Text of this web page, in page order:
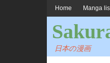
Home Manga
日本の漫画